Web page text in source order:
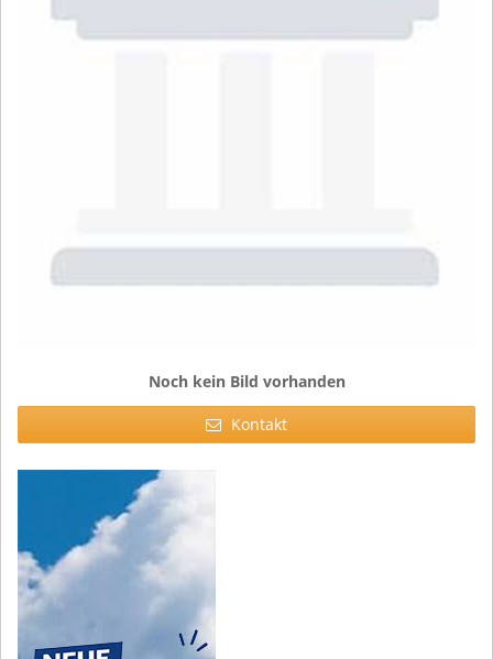
Noch kein Bild vorhanden
Kontakt